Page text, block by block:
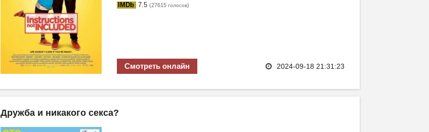
IMDb 7.5 (27615 голосов)
Смотреть онлайн 2024-09-18 21:31:23
Дружба и никакого секса?